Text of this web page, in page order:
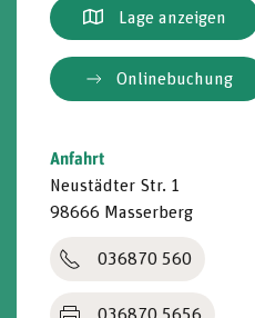
Lage anzeigen
Onlinebuchung
Anfahrt
Neustädter Str. 1
98666 Masserberg
036870 560
036870 5656